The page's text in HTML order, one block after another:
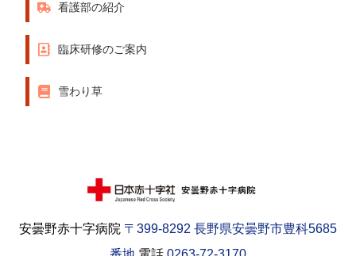
看護部の紹介
臨床研修のご案内
雪わり草
安曇野赤十字病院 〒399-8292 長野県安曇野市豊科5685